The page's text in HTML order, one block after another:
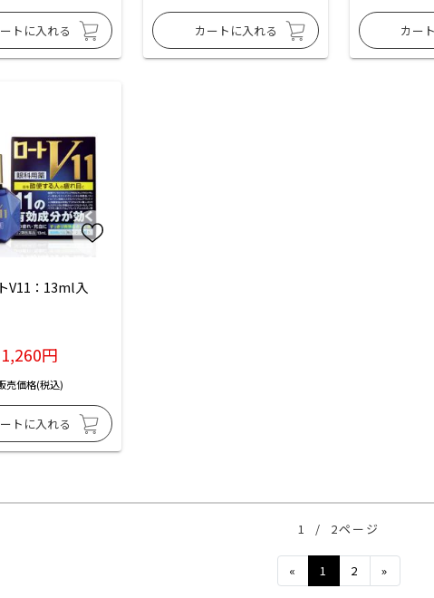
V11：13ml入
1,260円
売価格(税込)
1 / 2ページ
« Previous
1 2 »